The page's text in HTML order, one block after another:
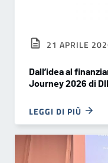
21 APRILE
Dall’idea al
Journey 2026 di
LEGGI DI PIÙ